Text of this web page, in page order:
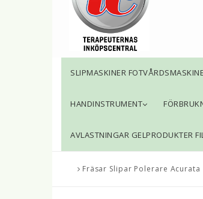
SLIPMASKINER
HANDINSTRUMENT
AVLASTNINGAR GELPRODUKTER
Fräsar Slipar Polerare Acurata